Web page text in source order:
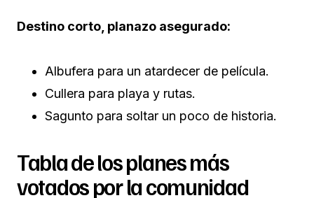
Destino corto, planazo asegurado:
Albufera para un atardecer de película.
Cullera para playa y rutas.
Sagunto para soltar un poco de historia.
Tabla de los planes más
votados por la comunidad